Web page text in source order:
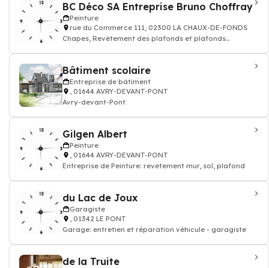
BC Déco SA Entreprise Bruno Choffray
Peinture
rue du Commerce 111, 02300 LA CHAUX-DE-FONDS
Chapes, Revêtement des plafonds et plafonds
Bâtiment scolaire
Entreprise de bâtiment
, 01644 AVRY-DEVANT-PONT
Avry-devant-Pont
Gilgen Albert
Peinture
, 01644 AVRY-DEVANT-PONT
Entreprise de Peinture: revetement mur, sol, plafond
du Lac de Joux
Garagiste
, 01342 LE PONT
Garage: entretien et réparation véhicule - garagiste
de la Truite